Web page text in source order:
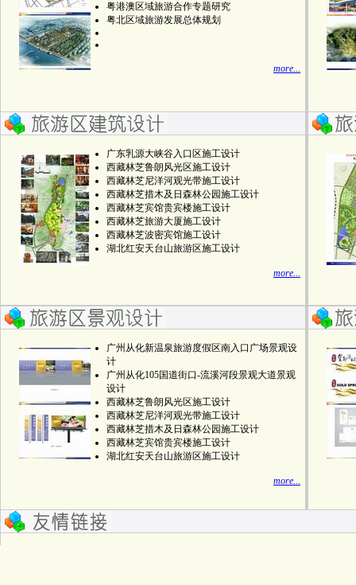
粤港澳区域旅游合作专题研究
粤北区域旅游发展总体规划
more...
广东乳源大峡谷入口区施工设计
西藏林芝鲁朗风光区施工设计
西藏林芝尼洋河观光带施工设计
西藏林芝措木及日森林公园施工设计
西藏林芝宾馆贵宾楼施工设计
西藏林芝旅游大厦施工设计
西藏林芝波密宾馆施工设计
湖北红安天台山旅游区施工设计
more...
广州从化新温泉旅游度假区南入口广场景观设
计
广州从化105国道街口-流溪河段景观大道景观
设计
西藏林芝鲁朗风光区施工设计
西藏林芝尼洋河观光带施工设计
西藏林芝措木及日森林公园施工设计
西藏林芝宾馆贵宾楼施工设计
湖北红安天台山旅游区施工设计
more...